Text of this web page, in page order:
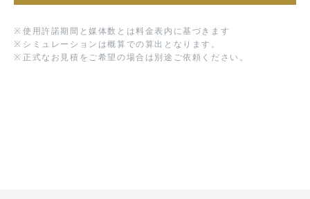
※ 使用許諾期間と媒体数とは料金表内に基づきます
※ シミュレーションは概算での算出となります。
※ 正式なお見積をご希望の場合は別途ご依頼ください。